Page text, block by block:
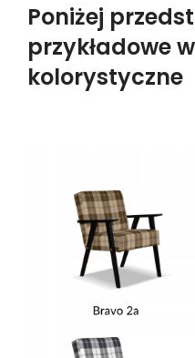
Poniżej
przykładowe
kolorystyczne